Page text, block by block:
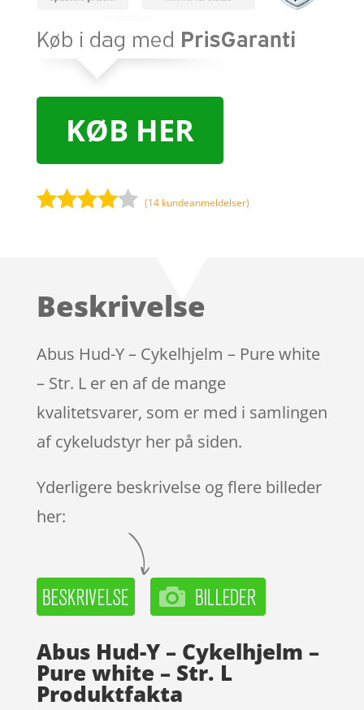
KØB HER
på
ømmels
er
(14 kundeanmeldelser)
Beskrivelse
Abus Hud-Y – Cykelhjelm – Pure white
– Str. L er en af de mange
kvalitetsvarer, som er med i samlingen
af cykeludstyr her på siden.
Yderligere beskrivelse og flere billeder
her:
Abus Hud-Y – Cykelhjelm –
Pure white – Str. L
Produktfakta